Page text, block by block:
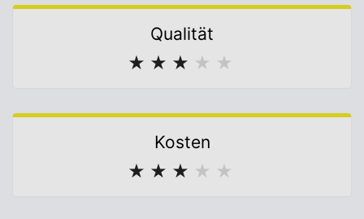
Qualität
★ ★ ★ ★ ★
Kosten
★ ★ ★ ★ ★